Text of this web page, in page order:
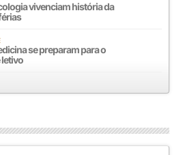
vivenciam história da
se preparam para o